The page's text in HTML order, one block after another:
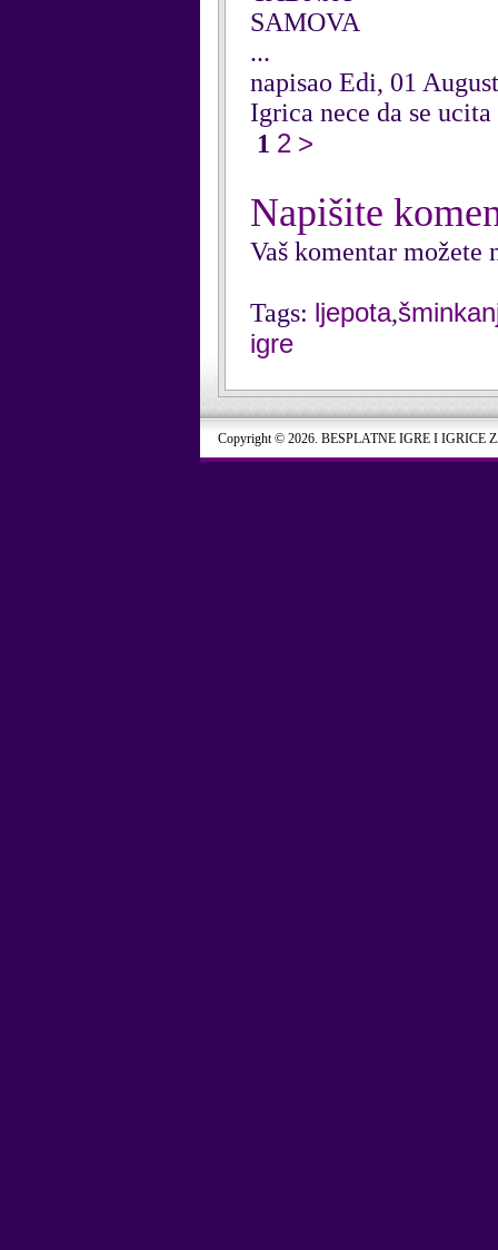
SAMOVA
...
napisao Edi, 01
Igrica nece da se ucita
1 2 >
Napišite
Vaš komentar možete
Tags: ljepota,
igre
Copyright © 2026. BESPLATNE IGRE I IGRICE